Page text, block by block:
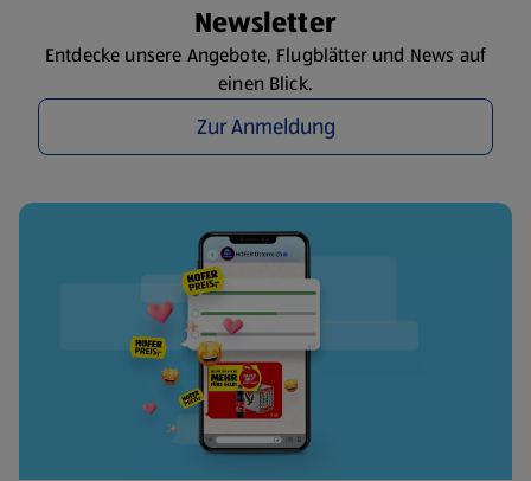
Newsletter
Entdecke unsere Angebote, Flugblätter und News auf
einen Blick.
Zur Anmeldung